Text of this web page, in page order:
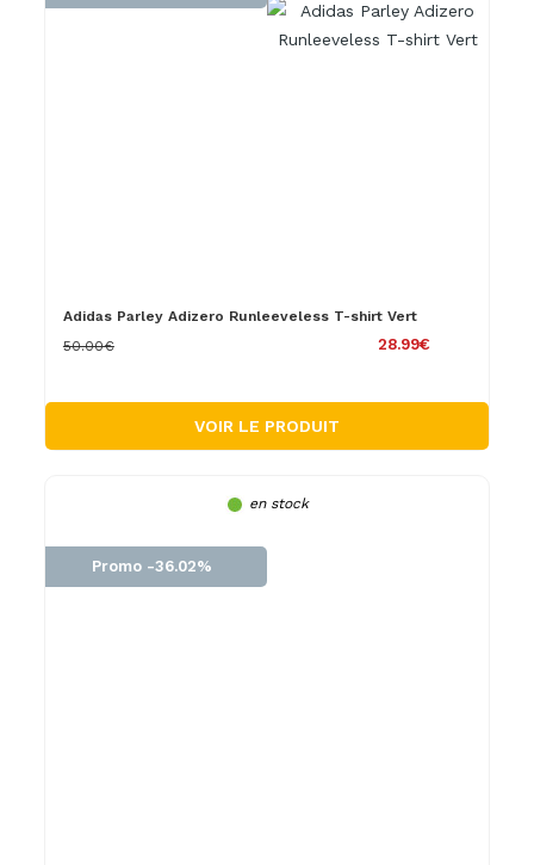
Adidas Parley Adizero Runleeveless T-shirt Vert
28.99€
50.00€
VOIR LE PRODUIT
en stock
Promo -36.02%